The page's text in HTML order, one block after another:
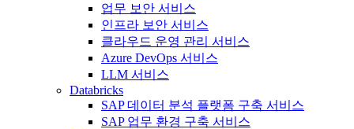
업무 보안 서비스
인프라 보안 서비스
클라우드 운영 관리 서비스
Azure DevOps 서비스
LLM 서비스
Databricks
SAP 데이터 분석 플랫폼 구축 서비스
SAP 업무 환경 구축 서비스